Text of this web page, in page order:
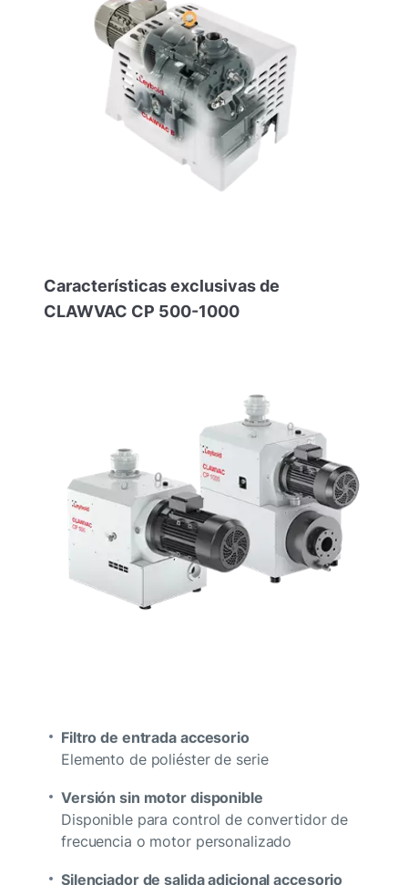
Características exclusivas de
CLAWVAC CP 500-1000
Filtro de entrada accesorio
Elemento de poliéster de serie
Versión sin motor disponible
Disponible para control de convertidor de
frecuencia o motor personalizado
Silenciador de salida adicional accesorio